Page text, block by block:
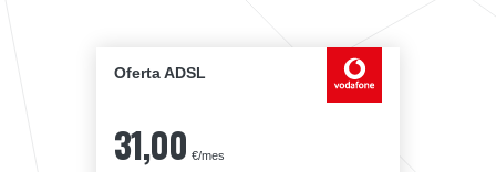
Oferta ADSL
31,00 €/mes